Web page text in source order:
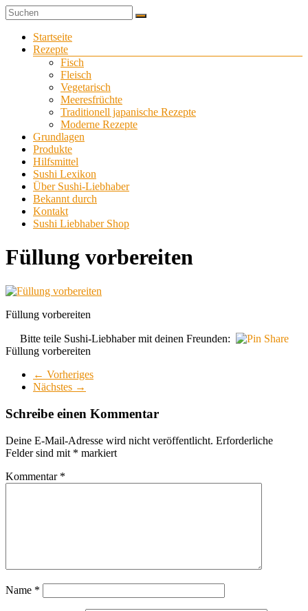
Zum
Inhalt
springen
Sushi-
Liebhaber
Sushi
selber
Menü
Startseite
Rezepte
Fisch
Fleisch
Vegetarisch
Meeresfrüchte
Traditionell japanische Rezepte
Moderne Rezepte
Grundlagen
Produkte
Hilfsmittel
Sushi Lexikon
Über Sushi-Liebhaber
Bekannt durch
Kontakt
Sushi Liebhaber Shop
Füllung vorbereiten
Füllung vorbereiten
Bitte teile Sushi-Liebhaber mit deinen Freunden:
Füllung vorbereiten
← Vorheriges
Nächstes →
Schreibe einen Kommentar
Deine E-Mail-Adresse wird nicht veröffentlicht. Erforderliche
Felder sind mit * markiert
Kommentar *
Name *